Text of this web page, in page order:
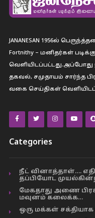
JANANESAN 1956ல்
Fortnithy – மனிதர்கள்
தகவல், சமுதாயம் சார்ந்த
வகை செய்திகள்
Categories
நீட் வினாத்தாள்….
தப்பியோட
மேகதாது அணை
மவுனம் கலைக்க…
ஒரு மக்கள்